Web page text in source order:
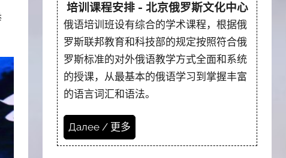
培训课程安排 - 北京俄罗斯文化中心
俄语培训班设有综合的学术课程，根据俄
罗斯联邦教育和科技部的规定按照符合俄
罗斯标准的对外俄语教学方式全面和系统
的授课，从最基本的俄语学习到掌握丰富
的语言词汇和语法。
Далее / 更多